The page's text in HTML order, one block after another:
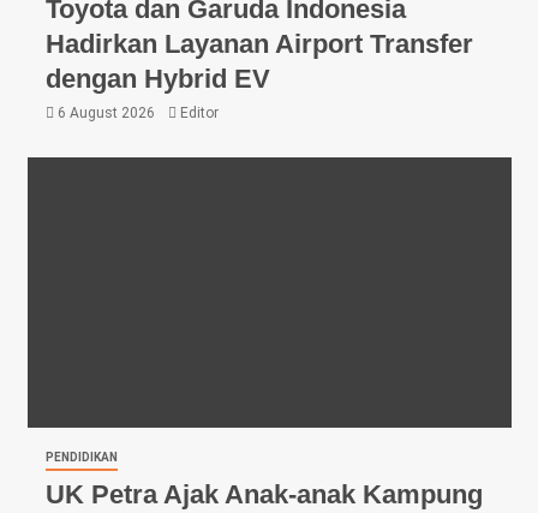
Toyota dan Garuda Indonesia
Hadirkan Layanan Airport Transfer
dengan Hybrid EV
6 August 2026 Editor
PENDIDIKAN
UK Petra Ajak Anak-anak Kampung